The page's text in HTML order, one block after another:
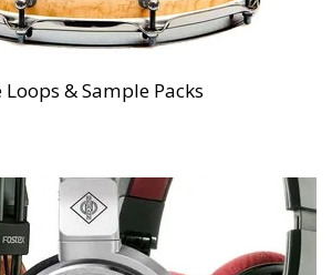
Loops & Sample Packs